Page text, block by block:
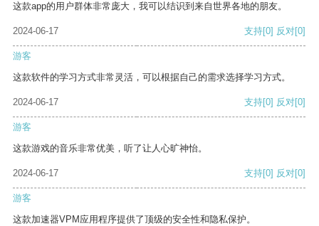
这款app的用户群体非常庞大，我可以结识到来自世界各地的朋友。
2024-06-17 支持[0] 反对[0]
游客
这款软件的学习方式非常灵活，可以根据自己的需求选择学习方式。
2024-06-17 支持[0] 反对[0]
游客
这款游戏的音乐非常优美，听了让人心旷神怡。
2024-06-17 支持[0] 反对[0]
游客
这款加速器VPM应用程序提供了顶级的安全性和隐私保护。